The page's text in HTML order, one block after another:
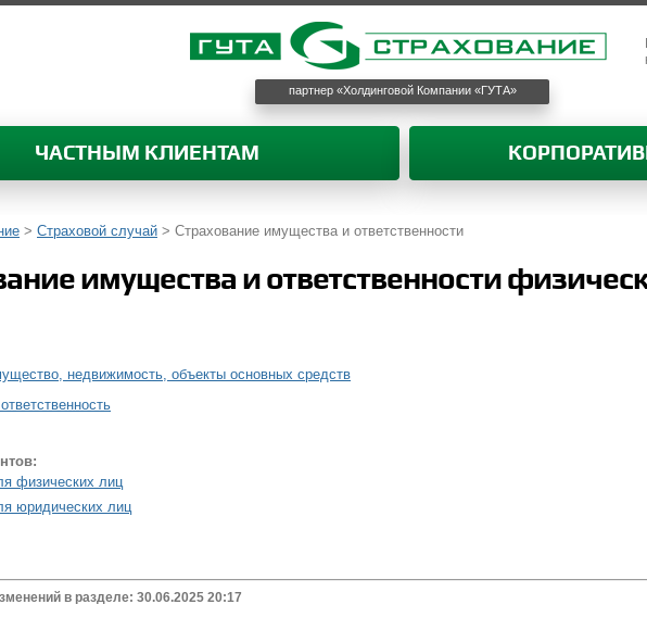
партнер «Холдинговой Компании «ГУТА»
ЧАСТНЫМ КЛИЕНТАМ
> Страховой случай > Страхование имущества и ответственности
имущества и ответственности
недвижимость, объекты основных средств
физических лиц
юридических лиц
в разделе: 30.06.2025 20:17